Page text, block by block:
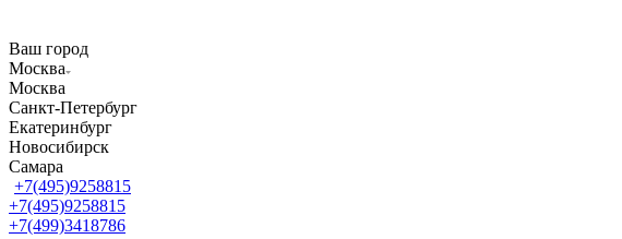
Ваш город
Москва
Москва
Санкт-Петербург
Екатеринбург
Новосибирск
Самара
+7(495)9258815
+7(495)9258815
+7(499)3418786